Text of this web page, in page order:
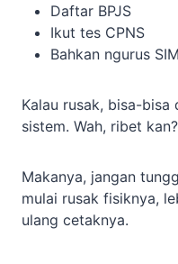
Daftar BPJS
Ikut tes CPNS
Bahkan ngurus
Kalau rusak, bisa-
sistem. Wah, ribet kan?
Makanya, jangan
mulai rusak fisiknya,
ulang cetaknya.